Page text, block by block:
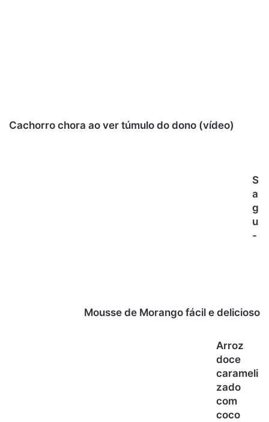
Cachorro chora ao ver túmulo do dono (vídeo)
S
a
g
u
-
Mousse de Morango fácil e delicioso
Arroz
doce
carameli
zado
com
coco